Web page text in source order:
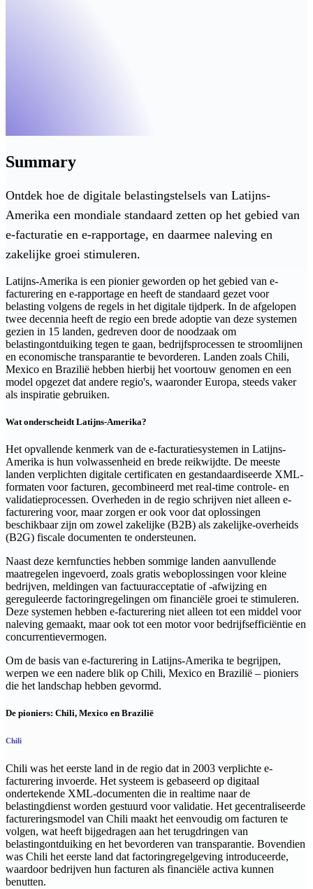
Summary
Ontdek hoe de digitale belastingstelsels van Latijns-
Amerika een mondiale standaard zetten op het gebied van
e-facturatie en e-rapportage, en daarmee naleving en
zakelijke groei stimuleren.
Latijns-Amerika is een pionier geworden op het gebied van e-
facturering en e-rapportage en heeft de standaard gezet voor
belasting volgens de regels in het digitale tijdperk. In de afgelopen
twee decennia heeft de regio een brede adoptie van deze systemen
gezien in 15 landen, gedreven door de noodzaak om
belastingontduiking tegen te gaan, bedrijfsprocessen te stroomlijnen
en economische transparantie te bevorderen. Landen zoals Chili,
Mexico en Brazilië hebben hierbij het voortouw genomen en een
model opgezet dat andere regio's, waaronder Europa, steeds vaker
als inspiratie gebruiken.
Wat onderscheidt Latijns-Amerika?
Het opvallende kenmerk van de e-facturatiesystemen in Latijns-
Amerika is hun volwassenheid en brede reikwijdte. De meeste
landen verplichten digitale certificaten en gestandaardiseerde XML-
formaten voor facturen, gecombineerd met real-time controle- en
validatieprocessen. Overheden in de regio schrijven niet alleen e-
facturering voor, maar zorgen er ook voor dat oplossingen
beschikbaar zijn om zowel zakelijke (B2B) als zakelijke-overheids
(B2G) fiscale documenten te ondersteunen.
Naast deze kernfuncties hebben sommige landen aanvullende
maatregelen ingevoerd, zoals gratis weboplossingen voor kleine
bedrijven, meldingen van factuuracceptatie of -afwijzing en
gereguleerde factoringregelingen om financiële groei te stimuleren.
Deze systemen hebben e-facturering niet alleen tot een middel voor
naleving gemaakt, maar ook tot een motor voor bedrijfsefficiëntie en
concurrentievermogen.
Om de basis van e-facturering in Latijns-Amerika te begrijpen,
werpen we een nadere blik op Chili, Mexico en Brazilië – pioniers
die het landschap hebben gevormd.
De pioniers: Chili, Mexico en Brazilië
Chili
Chili was het eerste land in de regio dat in 2003 verplichte e-
facturering invoerde. Het systeem is gebaseerd op digitaal
ondertekende XML-documenten die in realtime naar de
belastingdienst worden gestuurd voor validatie. Het gecentraliseerde
factureringsmodel van Chili maakt het eenvoudig om facturen te
volgen, wat heeft bijgedragen aan het terugdringen van
belastingontduiking en het bevorderen van transparantie. Bovendien
was Chili het eerste land dat factoringregelgeving introduceerde,
waardoor bedrijven hun facturen als financiële activa kunnen
benutten.